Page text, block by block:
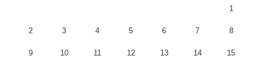
1
2 3 4 5 6 7 8
9 10 11 12 13 14 15